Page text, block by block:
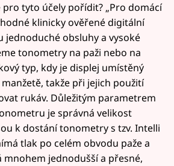
pro tyto účely pořídit? „Pro domácí
klinicky ověřené digitální
jednoduché obsluhy a vysoké
tonometry na paži nebo na
typ, kdy je displej umístěný
takže při jejich použití
rukáv. Důležitým parametrem
je správná velikost
k dostání tonometry s tzv. Intelli
tlak po celém obvodu paže a
mnohem jednodušší a přesné,